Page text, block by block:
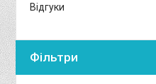
Відгуки
Фільтри